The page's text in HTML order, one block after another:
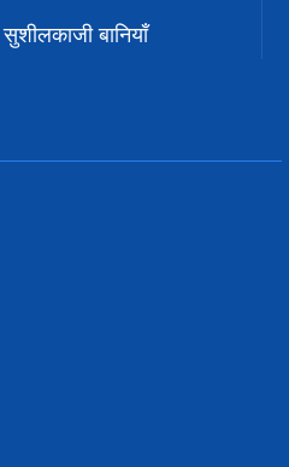
सुशीलकाजी बानियाँ